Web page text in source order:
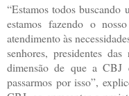
“Estamos todos buscando
estamos fazendo o
atendimento às
senhores, presidentes
dimensão de que a CBJ
passarmos por isso”,